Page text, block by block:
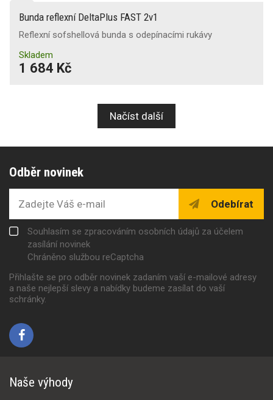
Bunda reflexní DeltaPlus FAST 2v1
Reflexní sofshellová bunda s odepínacími rukávy
Skladem
1 684 Kč
Načíst další
Odběr novinek
Odebírat
Souhlasím se zpracováním osobních údajů za účelem
zasílání novinek
Chráněno službou reCaptcha
Přihlašte se pro odběr novinek zadaním vaší e-mailové adresy
a naše nejlepší slevy a nabídky budeme zasílat do vaší
schránky.
Naše výhody